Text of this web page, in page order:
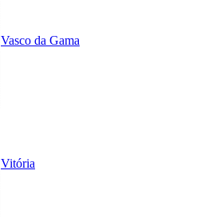
Vasco da Gama
Vitória